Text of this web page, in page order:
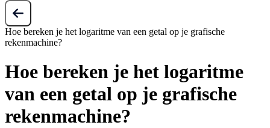
Hoe bereken je het logaritme van een getal op je grafische
rekenmachine?
Hoe bereken je het logaritme
van een getal op je grafische
rekenmachine?